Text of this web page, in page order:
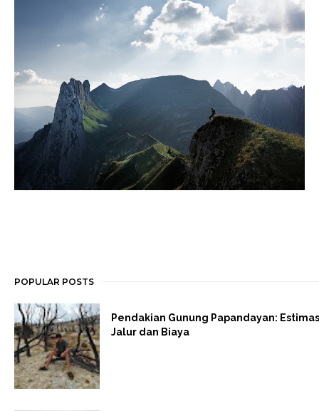
POPULAR POSTS
Pendakian Gunung Papandayan:
Jalur dan Biaya